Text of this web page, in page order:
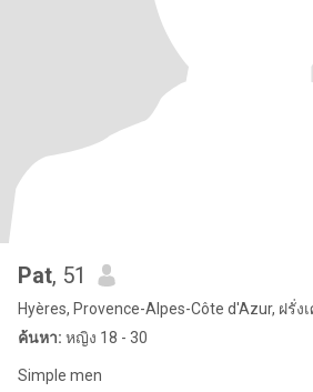
Pat, 51
Hyères, Provence-Alpes-Côte d'Azur, ฝรั่ง
ค้นหา: หญิง 18 - 30
Simple men